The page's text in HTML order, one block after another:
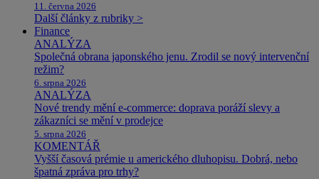
11. června 2026
Další články z rubriky >
Finance
ANALÝZA
Společná obrana japonského jenu. Zrodil se nový intervenční
režim?
6. srpna 2026
ANALÝZA
Nové trendy mění e-commerce: doprava poráží slevy a
zákazníci se mění v prodejce
5. srpna 2026
KOMENTÁŘ
Vyšší časová prémie u amerického dluhopisu. Dobrá, nebo
špatná zpráva pro trhy?